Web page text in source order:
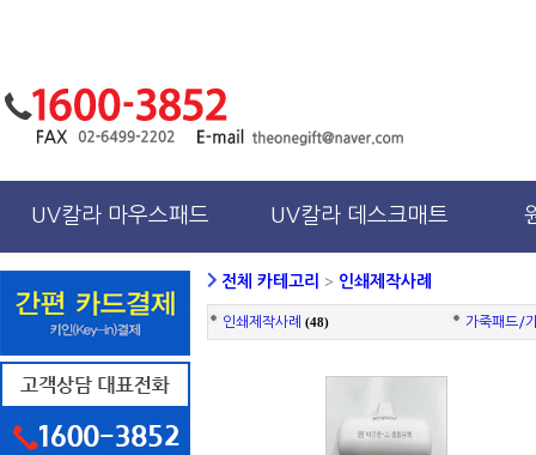
UV칼라 마우스패드 UV칼라 데스크매트
전체 카테고리 > 인쇄제작사례
인쇄제작사례 (48) 가죽패드/